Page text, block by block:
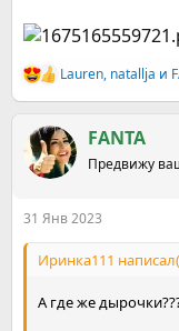
Р
е
к
ц
и
Lauren, natallja и
FANTA
Предвижу
31 Янв 2023
Иринка111
А где же